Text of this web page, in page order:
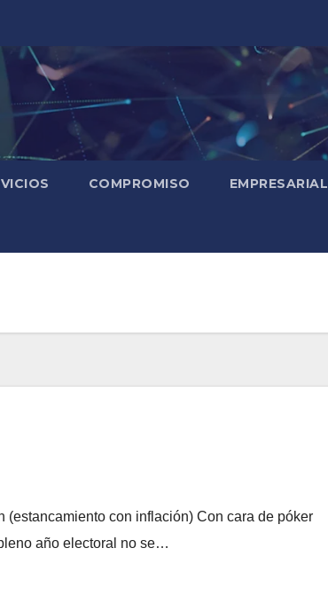
COMPROMISO EMPRESARIAL
(estancamiento con inflación) Con cara de póker
año electoral no se…